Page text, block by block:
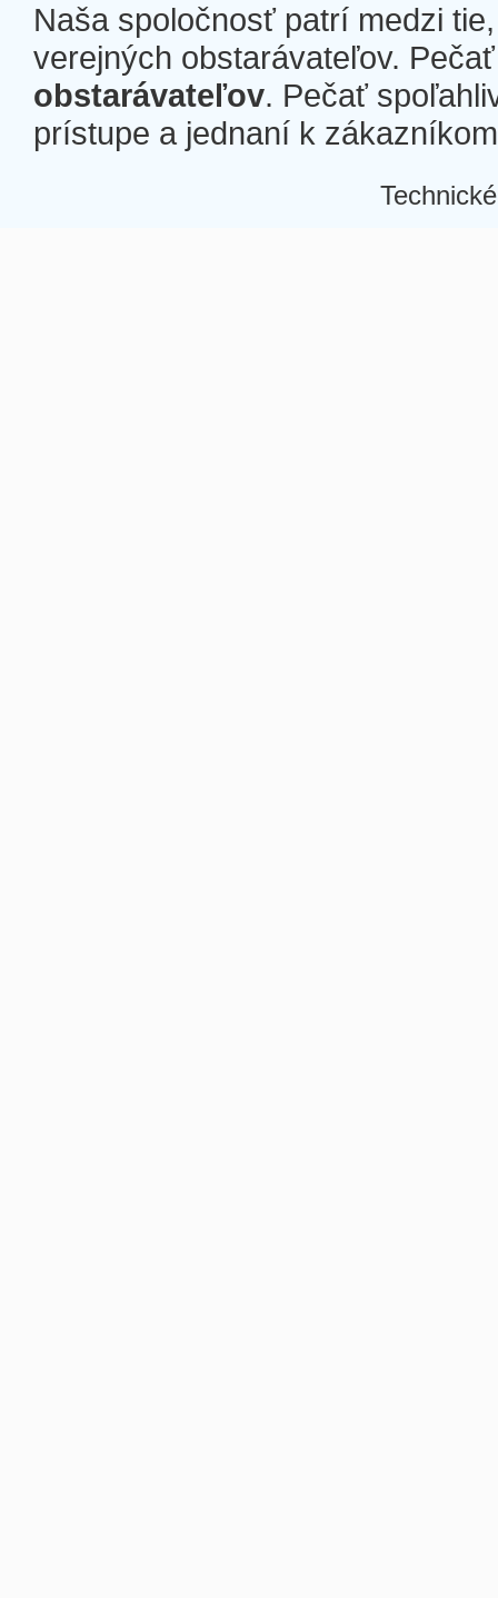
Naša spoločnosť patrí medzi
verejných obstarávateľov.
obstarávateľov. Pečať
prístupe a jednaní k